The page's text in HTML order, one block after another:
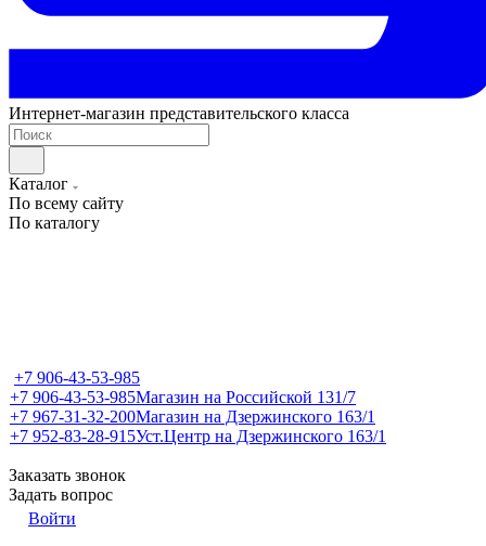
Интернет-магазин представительского класса
Каталог
По всему сайту
По каталогу
+7 906-43-53-985
+7 906-43-53-985Магазин на Российской 131/7
+7 967-31-32-200Магазин на Дзержинского 163/1
+7 952-83-28-915Уст.Центр на Дзержинского 163/1
Заказать звонок
Задать вопрос
Войти